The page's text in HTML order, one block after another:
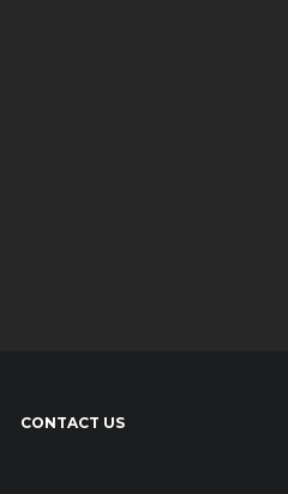
CONTACT US